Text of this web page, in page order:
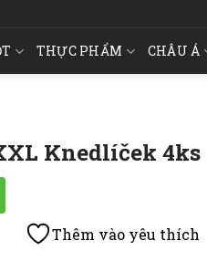
THỰC PHẨM CHÂU Á
Knedlíček 4ks
Thêm vào yêu thích